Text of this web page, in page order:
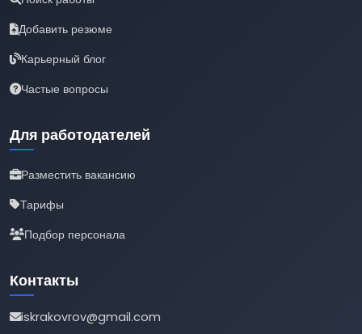
Добавить резюме
Карьерный блог
Частые вопросы
Для работодателей
Разместить вакансию
Тарифы
Подбор персонала
Контакты
iskrakovrov@gmail.com